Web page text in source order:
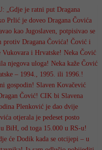
je ratni put Dragana
Prlić je doveo Dragana Čovića
kao Jugoslaven, potpisivao se
protiv Dragana Čovića! Čović i
Vukovara i Hrvatske! Neka Čović
njegova uloga! Neka kaže Čović
– 1994., 1995. ili 1996.!
gospodin! Slaven Kovačević
Čović! CIK bi Slavena
Plenković je dao dvije
otjerala je pedeset posto
BiH, od toga 15.000 u RS-u!
će Dodik kada se otcijepi – u